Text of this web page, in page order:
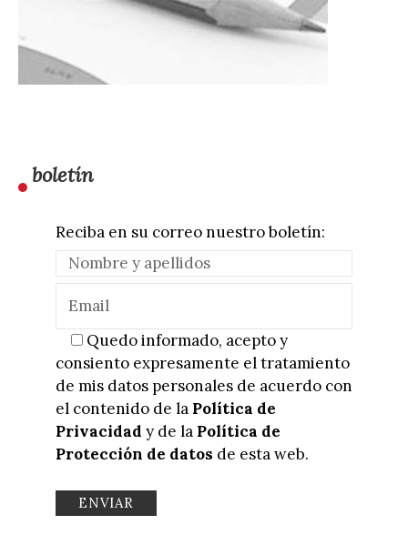
boletín
Reciba en su correo nuestro boletín:
Quedo informado, acepto y
consiento expresamente el tratamiento
de mis datos personales de acuerdo con
el contenido de la Política de
Privacidad y de la Política de
Protección de datos de esta web.